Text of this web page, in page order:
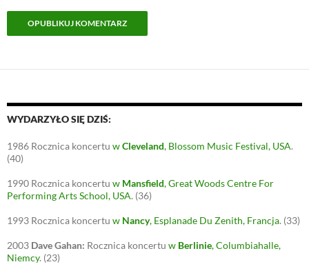
WYDARZYŁO SIĘ DZIŚ:
1986 Rocznica koncertu wCleveland, Blossom Music Festival, USA.
(40)
1990 Rocznica koncertu w Mansfield, Great Woods Centre For
Performing Arts School, USA. (36)
1993 Rocznica koncertu w Nancy, Esplanade Du Zenith, Francja. (33)
2003 Dave Gahan: Rocznica koncertu w Berlinie, Columbiahalle,
Niemcy. (23)